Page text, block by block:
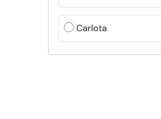
Carlota